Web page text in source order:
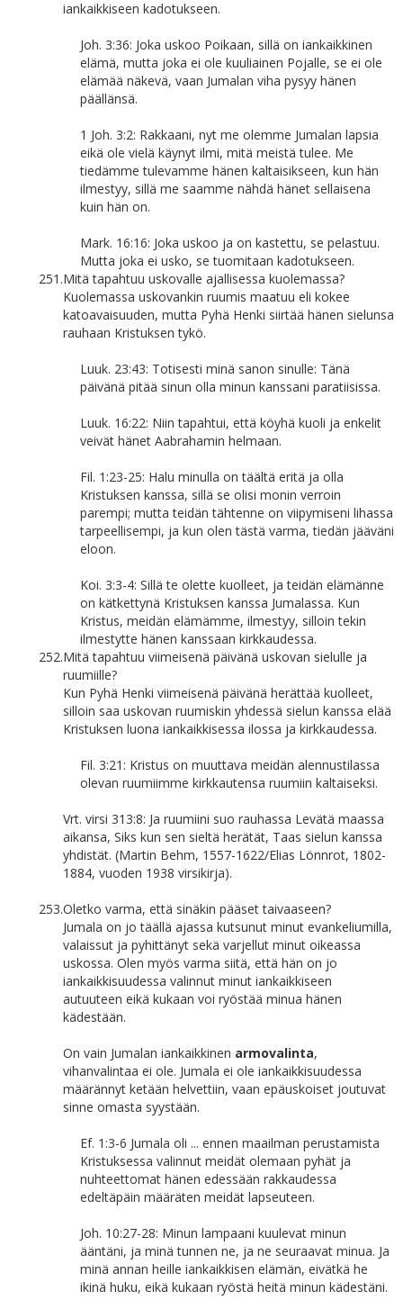
iankaikkiseen kadotukseen.
Joh. 3:36: Joka uskoo Poikaan, sillä on iankaikkinen
elämä, mutta joka ei ole kuuliainen Pojalle, se ei ole
elämää näkevä, vaan Jumalan viha pysyy hänen
päällänsä.
1 Joh. 3:2: Rakkaani, nyt me olemme Jumalan lapsia
eikä ole vielä käynyt ilmi, mitä meistä tulee. Me
tiedämme tulevamme hänen kaltaisikseen, kun hän
ilmestyy, sillä me saamme nähdä hänet sellaisena
kuin hän on.
Mark. 16:16: Joka uskoo ja on kastettu, se pelastuu.
Mutta joka ei usko, se tuomitaan kadotukseen.
251.Mitä tapahtuu uskovalle ajallisessa kuolemassa?
Kuolemassa uskovankin ruumis maatuu eli kokee
katoavaisuuden, mutta Pyhä Henki siirtää hänen sielunsa
rauhaan Kristuksen tykö.
Luuk. 23:43: Totisesti minä sanon sinulle: Tänä
päivänä pitää sinun olla minun kanssani paratiisissa.
Luuk. 16:22: Niin tapahtui, että köyhä kuoli ja enkelit
veivät hänet Aabrahamin helmaan.
Fil. 1:23-25: Halu minulla on täältä eritä ja olla
Kristuksen kanssa, sillä se olisi monin verroin
parempi; mutta teidän tähtenne on viipymiseni lihassa
tarpeellisempi, ja kun olen tästä varma, tiedän jääväni
eloon.
Koi. 3:3-4: Sillä te olette kuolleet, ja teidän elämänne
on kätkettynä Kristuksen kanssa Jumalassa. Kun
Kristus, meidän elämämme, ilmestyy, silloin tekin
ilmestytte hänen kanssaan kirkkaudessa.
252.Mitä tapahtuu viimeisenä päivänä uskovan sielulle ja
ruumiille?
Kun Pyhä Henki viimeisenä päivänä herättää kuolleet,
silloin saa uskovan ruumiskin yhdessä sielun kanssa elää
Kristuksen luona iankaikkisessa ilossa ja kirkkaudessa.
Fil. 3:21: Kristus on muuttava meidän alennustilassa
olevan ruumiimme kirkkautensa ruumiin kaltaiseksi.
Vrt. virsi 313:8: Ja ruumiini suo rauhassa Levätä maassa
aikansa, Siks kun sen sieltä herätät, Taas sielun kanssa
yhdistät. (Martin Behm, 1557-1622/Elias Lönnrot, 1802-
1884, vuoden 1938 virsikirja).
253.Oletko varma, että sinäkin pääset taivaaseen?
Jumala on jo täällä ajassa kutsunut minut evankeliumilla,
valaissut ja pyhittänyt sekä varjellut minut oikeassa
uskossa. Olen myös varma siitä, että hän on jo
iankaikkisuudessa valinnut minut iankaikkiseen
autuuteen eikä kukaan voi ryöstää minua hänen
kädestään.
On vain Jumalan iankaikkinen armovalinta,
vihanvalintaa ei ole. Jumala ei ole iankaikkisuudessa
määrännyt ketään helvettiin, vaan epäuskoiset joutuvat
sinne omasta syystään.
Ef. 1:3-6 Jumala oli ... ennen maailman perustamista
Kristuksessa valinnut meidät olemaan pyhät ja
nuhteettomat hänen edessään rakkaudessa
edeltäpäin määräten meidät lapseuteen.
Joh. 10:27-28: Minun lampaani kuulevat minun
ääntäni, ja minä tunnen ne, ja ne seuraavat minua. Ja
minä annan heille iankaikkisen elämän, eivätkä he
ikinä huku, eikä kukaan ryöstä heitä minun kädestäni.